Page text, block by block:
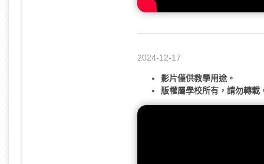
2024-12-17
影片僅供教學用途。
版權屬學校所有，請勿轉載